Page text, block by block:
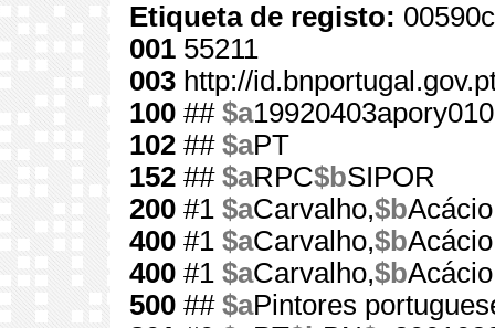
Etiqueta de registo:
001 55211
003 http://
100 ## $a
102 ## $aPT
152 ## $aRPC$bSIPOR
200 #1 $aCarvalho,$b
400 #1 $aCarvalho,$b
400 #1 $aCarvalho,$b
500 ## $aPintores